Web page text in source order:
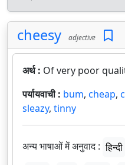
cheesy adjective
अर्थ : Of very poor
पर्यायवाची : bum, cheap,
sleazy, tinny
अन्य भाषाओं में अनुवाद : हिन्दी